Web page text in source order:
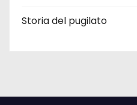
Storia del pugilato